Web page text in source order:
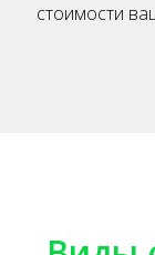
стоимости